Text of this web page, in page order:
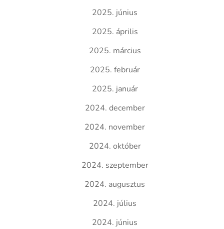
2025. június
2025. április
2025. március
2025. február
2025. január
2024. december
2024. november
2024. október
2024. szeptember
2024. augusztus
2024. július
2024. június